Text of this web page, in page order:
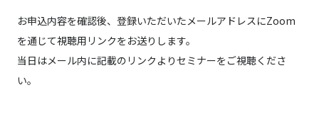
お申込内容を確認後、登録いただいたメールアドレスにZoom
を通じて視聴用リンクをお送りします。
当日はメール内に記載のリンクよりセミナーをご視聴くださ
い。